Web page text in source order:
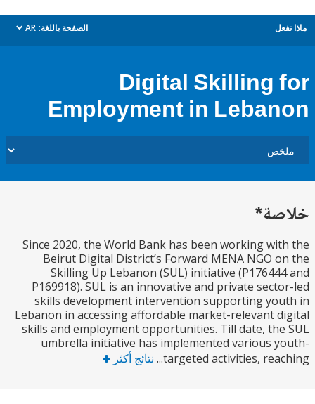
الصفحة باللغة: AR
dropdown
Digital
Employment in
Since 2020, the World Bank has been working
Beirut Digital District’s Forward MENA NGO
Skilling Up Lebanon (SUL) initiative
P169918). SUL is an innovative and private
skills development intervention supporting
Lebanon in accessing affordable market-relevant
skills and employment opportunities. Till date,
umbrella initiative has implemented various
targeted activities, نتائج أكثر